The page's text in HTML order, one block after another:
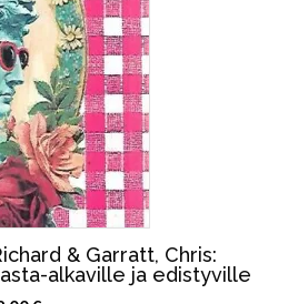
& Garratt, Chris:
alkaville ja edistyville